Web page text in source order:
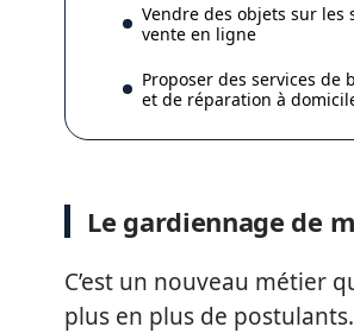
Vendre des objets sur les
vente en ligne
Proposer des services de
et de réparation à
Le gardiennage de
C’est un nouveau métier
plus en plus de